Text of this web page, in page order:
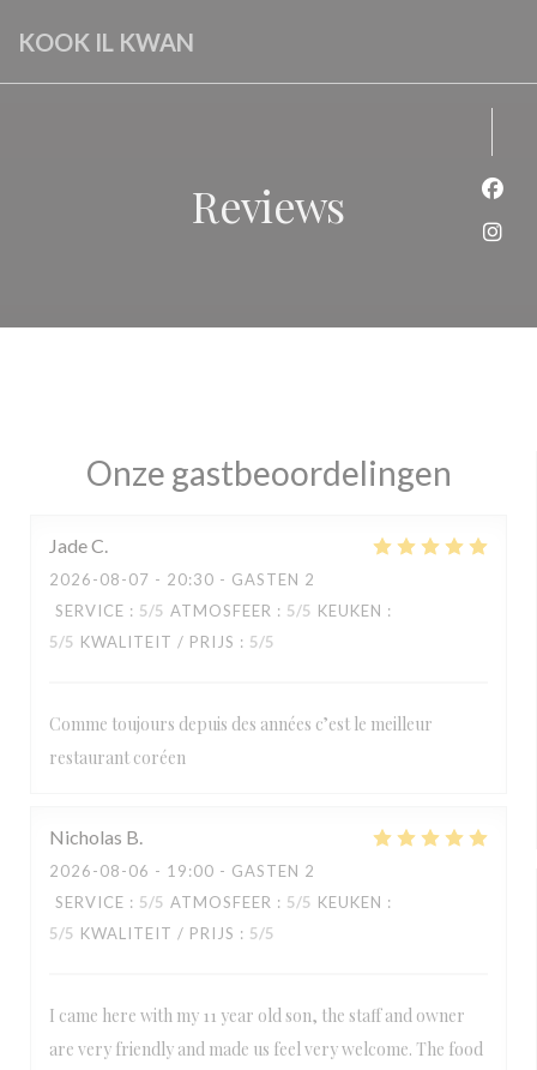
KOOK IL KWAN
Reviews
Onze gastbeoordelingen
JadeC
2026-08-07 - 20:30 - GASTEN 2
SERVICE : 5/5 ATMOSFEER : 5/5 KEUKEN :
5/5 KWALITEIT / PRIJS : 5/5
Comme toujours depuis des années c’est le meilleur
restaurant coréen
Nicholas B
2026-08-06 - 19:00 - GASTEN 2
SERVICE : 5/5 ATMOSFEER : 5/5 KEUKEN :
5/5 KWALITEIT / PRIJS : 5/5
I came here with my 11 year old son, the staff and owner
are very friendly and made us feel very welcome. The food